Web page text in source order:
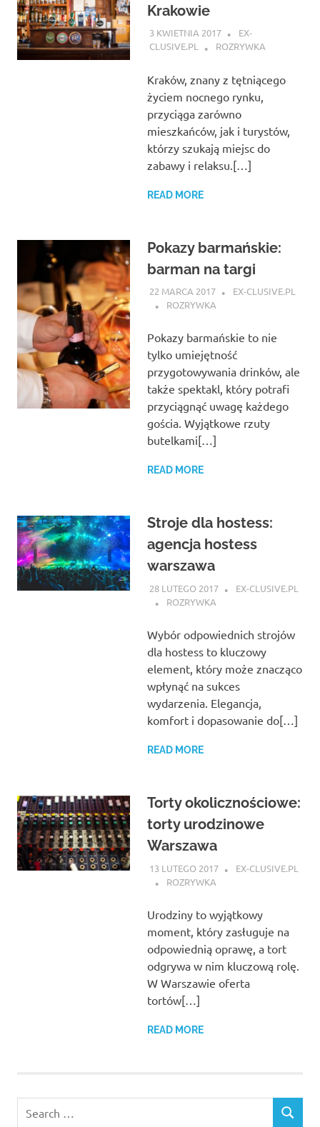
Krakowie
3 KWIETNIA 2017
EX-
CLUSIVE.PL
ROZRYWKA
Kraków, znany z tętniącego
życiem nocnego rynku,
przyciąga zarówno
mieszkańców, jak i turystów,
którzy szukają miejsc do
zabawy i relaksu.[…]
READ MORE
Pokazy barmańskie:
barman na targi
22 MARCA 2017
EX-CLUSIVE.PL
ROZRYWKA
Pokazy barmańskie to nie
tylko umiejętność
przygotowywania drinków, ale
także spektakl, który potrafi
przyciągnąć uwagę każdego
gościa. Wyjątkowe rzuty
butelkami[…]
READ MORE
Stroje dla hostess:
agencja hostess
warszawa
28 LUTEGO 2017
EX-CLUSIVE.PL
ROZRYWKA
Wybór odpowiednich strojów
dla hostess to kluczowy
element, który może znacząco
wpłynąć na sukces
wydarzenia. Elegancja,
komfort i dopasowanie do[…]
READ MORE
Torty okolicznościowe:
torty urodzinowe
Warszawa
13 LUTEGO 2017
EX-CLUSIVE.PL
ROZRYWKA
Urodziny to wyjątkowy
moment, który zasługuje na
odpowiednią oprawę, a tort
odgrywa w nim kluczową rolę.
W Warszawie oferta
tortów[…]
READ MORE
for:
SEARCH